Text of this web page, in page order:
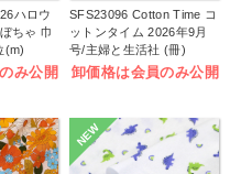
ハロウ
ちゃ 巾
(m)
み公開
SFS23096 Cotton Time コ
ットンタイム 2026年9月
号/主婦と生活社 (冊)
卸価格は会員のみ公開
NEW